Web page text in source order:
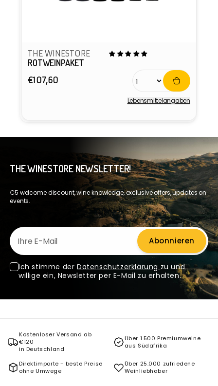
THE WINESTORE
ROTWEINPAKET
Normaler
€107,60
Lebensmittel­angaben
THE WINESTORE NEWSLETTER!
€5 welcome discount, wine knowledge, exclusive offers, updates on
events.
Ihre E-Mail
Abonnieren
Ich stimme der Datenschutzerklärung zu und
willige ein, Newsletter per E-Mail zu erhalten.
Kostenloser Versand ab
€120
in Deutschland
Über 1.500 Premiumweine
aus Südafrika
Direktimporte - beste Preise
ohne Umwege
Über 25.000 zufriedene
Weinliebhaber